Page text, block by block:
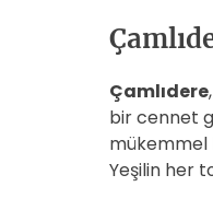
Çamlıdere
bir cennet
mükemmel
Yeşilin her